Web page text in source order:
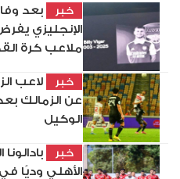
خبر
بعد
الإنجليزي
ملاعب كرة
خبر
لاعب
الوكيل
خبر
الأهلي وديًا